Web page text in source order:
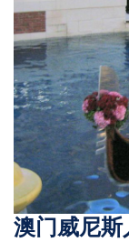
澳门威尼斯